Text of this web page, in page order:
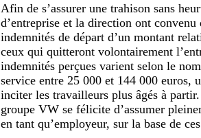
Afin de s’assurer une trahison sans
d’entreprise et la direction ont convenu
indemnités de départ d’un montant
ceux qui quitteront volontairement
indemnités perçues varient selon le
service entre 25 000 et 144 000 euros,
inciter les travailleurs plus âgés à
groupe VW se félicite d’assumer
en tant qu’employeur, sur la base de